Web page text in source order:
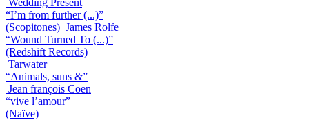
“I’m from further (...)”
(Scopitones) James Rolfe
“Wound Turned To (...)”
(Redshift Records)
Tarwater
“Animals, suns &”
Jean françois Coen
“vive l’amour”
(Naïve)